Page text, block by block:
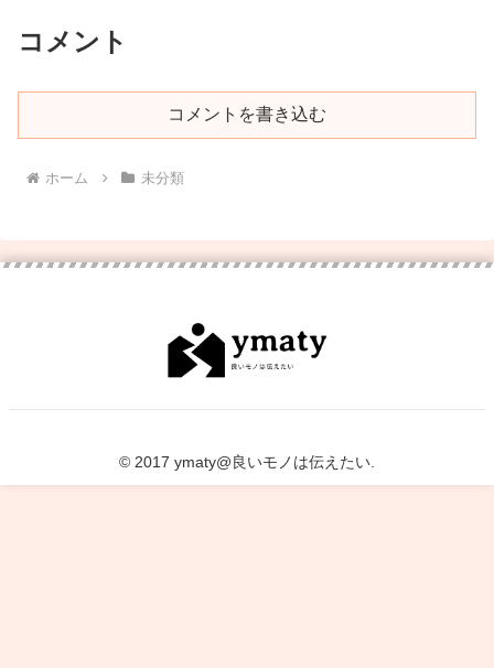
コメント
コメントを書き込む
ホーム 未分類
© 2017 ymaty@良いモノは伝えたい.